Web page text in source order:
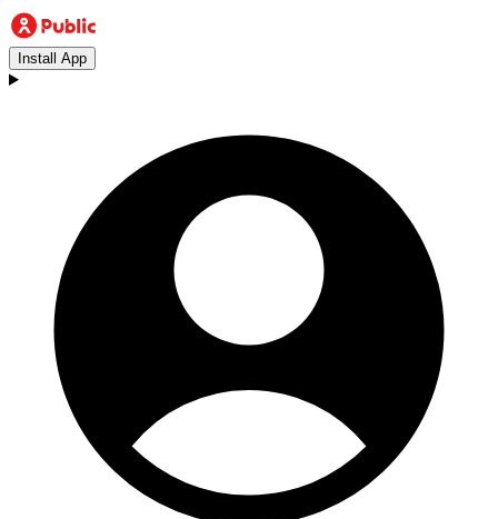
Install App